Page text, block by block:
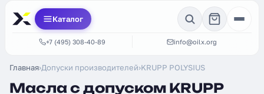
Каталог
+7 (495) 308-40-89 info@oilx.org
Главная›Допуски производителей›KRUPP POLYSIUS
Масла с допуском KRUPP